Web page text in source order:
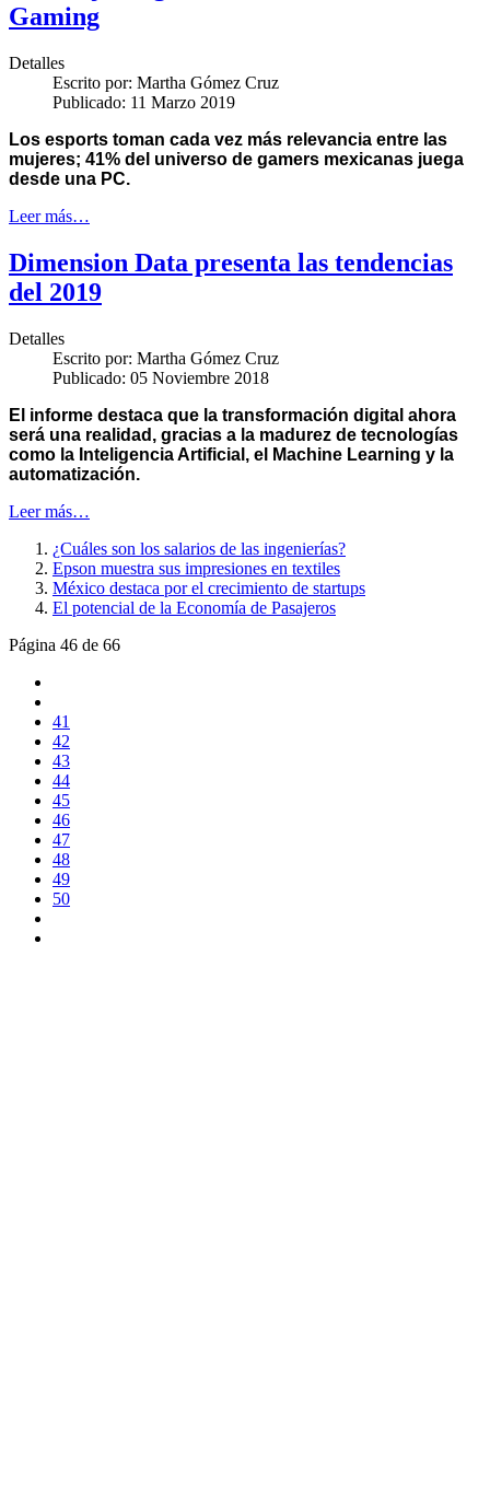
Gaming
Detalles
Escrito por: Martha Gómez Cruz
Publicado: 11 Marzo 2019
Los esports toman cada vez más relevancia entre las
mujeres; 41% del universo de gamers mexicanas juega
desde una PC.
Leer más…
Dimension Data presenta las tendencias
del 2019
Detalles
Escrito por: Martha Gómez Cruz
Publicado: 05 Noviembre 2018
El informe destaca que la transformación digital ahora
será una realidad, gracias a la madurez de tecnologías
como la Inteligencia Artificial, el Machine Learning y la
automatización.
Leer más…
¿Cuáles son los salarios de las ingenierías?
Epson muestra sus impresiones en textiles
México destaca por el crecimiento de startups
El potencial de la Economía de Pasajeros
Página 46 de 66
41
42
43
44
45
46
47
48
49
50